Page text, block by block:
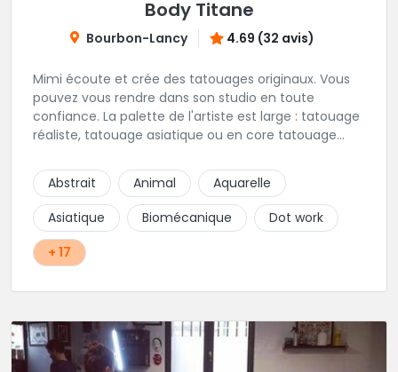
Body Titane
Bourbon-Lancy 4.69 (32 avis)
Mimi écoute et crée des tatouages originaux. Vous
pouvez vous rendre dans son studio en toute
confiance. La palette de l'artiste est large : tatouage
réaliste, tatouage asiatique ou en core tatouage
construire un projet qui vous ressemble.
Abstrait Animal
Aquarelle
Asiatique
Biomécanique
Dot work
+ 17